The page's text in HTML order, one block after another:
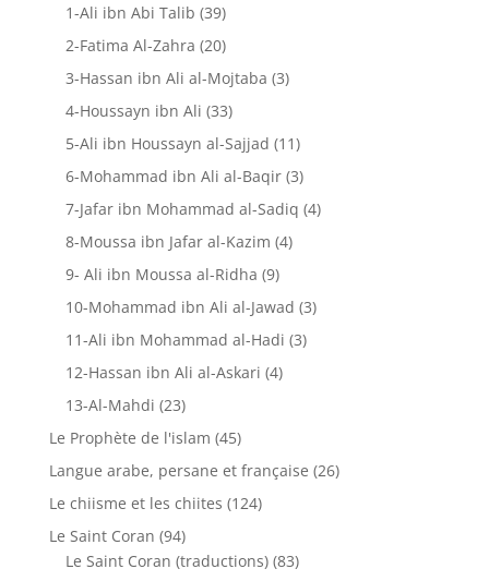
1-Ali ibn Abi Talib (39)
2-Fatima Al-Zahra (20)
3-Hassan ibn Ali al-Mojtaba (3)
4-Houssayn ibn Ali (33)
5-Ali ibn Houssayn al-Sajjad (11)
6-Mohammad ibn Ali al-Baqir (3)
7-Jafar ibn Mohammad al-Sadiq (4)
8-Moussa ibn Jafar al-Kazim (4)
9- Ali ibn Moussa al-Ridha (9)
10-Mohammad ibn Ali al-Jawad (3)
11-Ali ibn Mohammad al-Hadi (3)
12-Hassan ibn Ali al-Askari (4)
13-Al-Mahdi (23)
Le Prophète de l'islam (45)
Langue arabe, persane et française (26)
Le chiisme et les chiites (124)
Le Saint Coran (94)
Le Saint Coran (traductions) (83)